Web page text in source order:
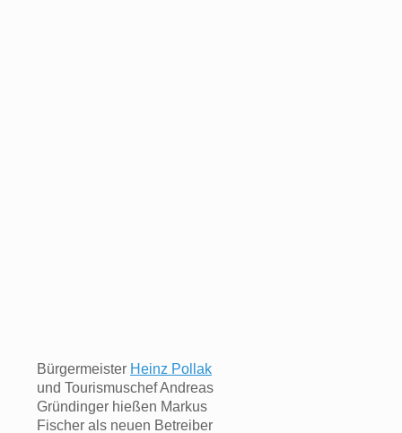
Bürgermeister Heinz Pollak
und Tourismuschef Andreas
Gründinger hießen Markus
Fischer als neuen Betreiber